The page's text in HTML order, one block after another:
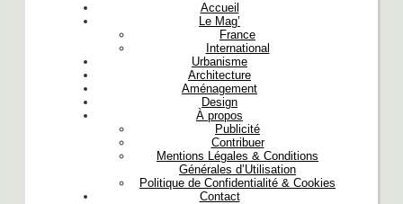
Accueil
Le Mag’
France
International
Urbanisme
Architecture
Aménagement
Design
À propos
Publicité
Contribuer
Mentions Légales & Conditions
Générales d’Utilisation
Politique de Confidentialité & Cookies
Contact